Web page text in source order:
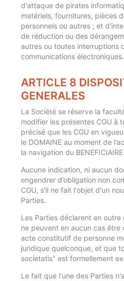
d'attaque de pirates
matériels, fournitures, pièces
personnels ou autres ; et
de réduction ou des
autres ou toutes interruptions
communications électroniques.
ARTICLE 8
GENERALES
La Société se réserve la
modifier les présentes CGU à
précisé que les CGU en
le DOMAINE au moment de
la navigation du BENEFICIAIRE.
Aucune indication, ni aucun
engendrer d’obligation non
CGU, s'il ne fait l'objet d'un
Parties.
Les Parties déclarent en outre
ne peuvent en aucun cas être
acte constitutif de personne
juridique quelconque, et que
societatis" est formellement
Le fait que l'une des Parties